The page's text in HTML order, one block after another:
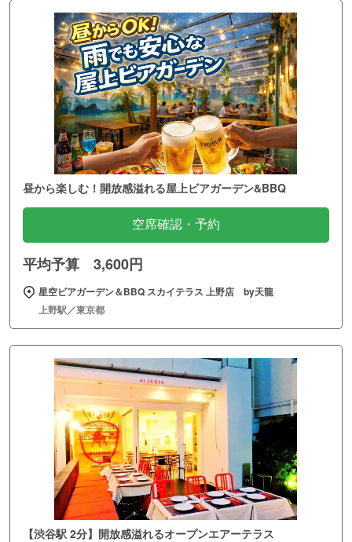
昼から楽しむ！開放感溢れる屋上ビアガーデン&BBQ
空席確認・予約
平均予算 3,600円
星空ビアガーデン＆BBQ スカイテラス 上野店 by天龍
上野駅／東京都
【渋谷駅 2分】開放感溢れるオープンエアーテラス